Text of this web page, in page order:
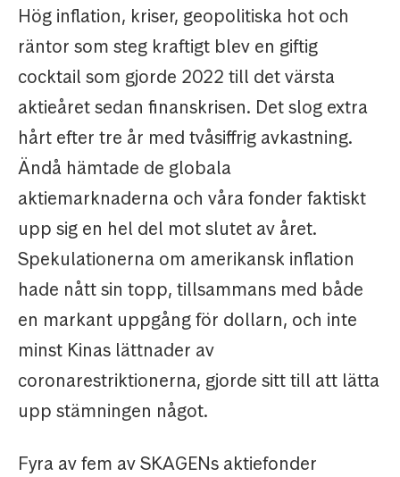
Hög inflation, kriser, geopolitiska hot och
räntor som steg kraftigt blev en giftig
cocktail som gjorde 2022 till det värsta
aktieåret sedan finanskrisen. Det slog extra
hårt efter tre år med tvåsiffrig avkastning.
Ändå hämtade de globala
aktiemarknaderna och våra fonder faktiskt
upp sig en hel del mot slutet av året.
Spekulationerna om amerikansk inflation
hade nått sin topp, tillsammans med både
en markant uppgång för dollarn, och inte
minst Kinas lättnader av
coronarestriktionerna, gjorde sitt till att lätta
upp stämningen något.
Fyra av fem av SKAGENs aktiefonder